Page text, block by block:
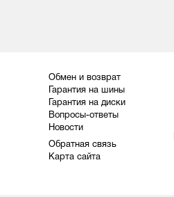
Обмен и возврат
Гарантия на шины
Гарантия на диски
Вопросы-ответы
Новости
Обратная связь
Карта сайта